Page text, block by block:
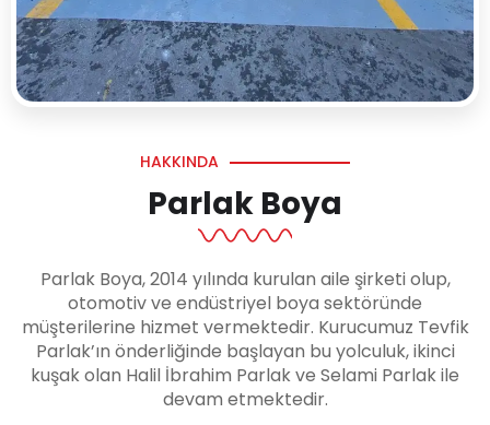
HAKKINDA
Parlak Boya
Parlak Boya, 2014 yılında kurulan aile şirketi olup,
otomotiv ve endüstriyel boya sektöründe
müşterilerine hizmet vermektedir. Kurucumuz Tevfik
Parlak’ın önderliğinde başlayan bu yolculuk, ikinci
kuşak olan Halil İbrahim Parlak ve Selami Parlak ile
devam etmektedir.